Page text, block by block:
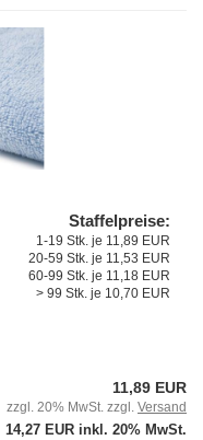
Staffelpreise:
1-19 Stk. je 11,89 EUR
20-59 Stk. je 11,53 EUR
60-99 Stk. je 11,18 EUR
> 99 Stk. je 10,70 EUR
11,89 EUR
zzgl. 20% MwSt. zzgl. Versand
14,27 EUR inkl. 20% MwSt.